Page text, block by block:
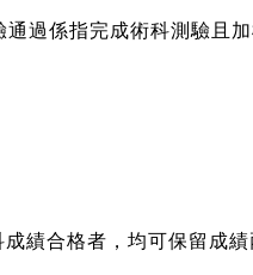
過係指完成術科測驗且加
績合格者，均可保留成績